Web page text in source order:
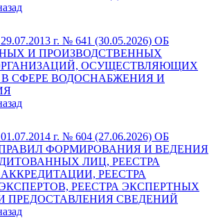
г. № 641 (30.05.2026) ОБ
И ПРОИЗВОДСТВЕННЫХ
ОСУЩЕСТВЛЯЮЩИХ
В СФЕРЕ ВОДОСНАБЖЕНИЯ И
г. № 604 (27.06.2026) ОБ
ФОРМИРОВАНИЯ И ВЕДЕНИЯ
ЛИЦ, РЕЕСТРА
РЕЕСТРА
РЕЕСТРА ЭКСПЕРТНЫХ
ПРЕДОСТАВЛЕНИЯ СВЕДЕНИЙ